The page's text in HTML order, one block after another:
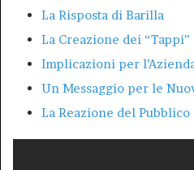
La Risposta di Barilla
La Creazione dei “Tappi”
Implicazioni per
Un Messaggio per le
La Reazione del Pubblico